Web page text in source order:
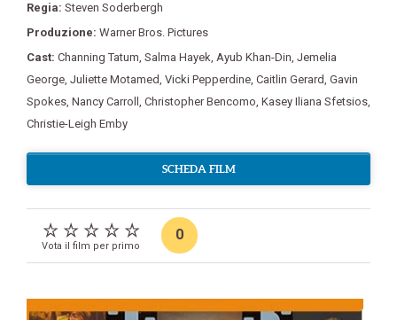
Regia: Steven Soderbergh
Produzione: Warner Bros. Pictures
Cast: Channing Tatum, Salma Hayek, Ayub Khan-Din, Jemelia
George, Juliette Motamed, Vicki Pepperdine, Caitlin Gerard, Gavin
Spokes, Nancy Carroll , Christopher Bencomo, Kasey Iliana Sfetsios,
Christie-Leigh Emby
SCHEDA FILM
Vota il film per primo
0